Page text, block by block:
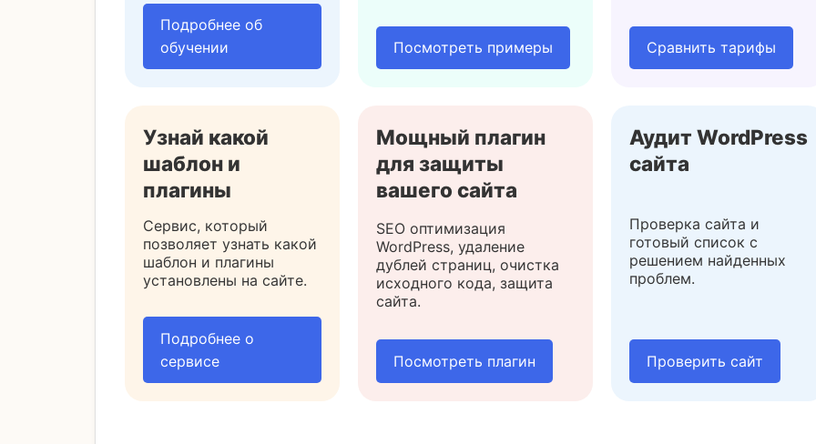
Подробнее об
обучении
Посмотреть примеры Сравнить тарифы
Узнай какой
шаблон и
плагины
Сервис, который
позволяет узнать какой
шаблон и плагины
установлены на сайте.
Подробнее о
сервисе
Мощный плагин
для защиты
вашего сайта
SEO оптимизация
WordPress, удаление
дублей страниц, очистка
исходного кода, защита
сайта.
Посмотреть плагин
Аудит WordPress
сайта
Проверка сайта и
готовый список с
решением найденных
проблем.
Проверить сайт